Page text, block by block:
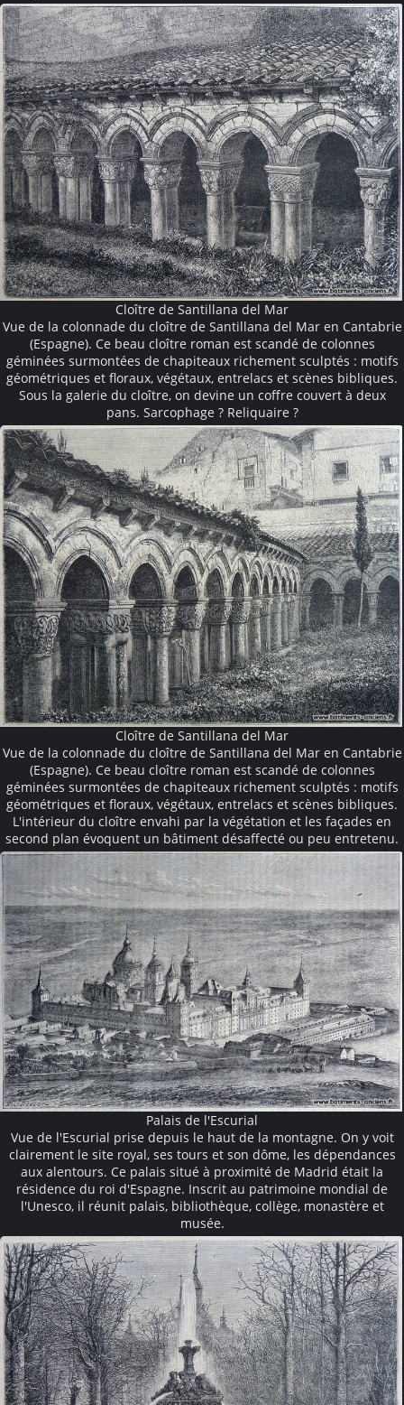
Cloître de Santillana del Mar
Vue de la colonnade du cloître de Santillana del Mar en Cantabrie
(Espagne). Ce beau cloître roman est scandé de colonnes
géminées surmontées de chapiteaux richement sculptés : motifs
géométriques et floraux, végétaux, entrelacs et scènes bibliques.
Sous la galerie du cloître, on devine un coffre couvert à deux
pans. Sarcophage ? Reliquaire ?
Cloître de Santillana del Mar
Vue de la colonnade du cloître de Santillana del Mar en Cantabrie
(Espagne). Ce beau cloître roman est scandé de colonnes
géminées surmontées de chapiteaux richement sculptés : motifs
géométriques et floraux, végétaux, entrelacs et scènes bibliques.
L'intérieur du cloître envahi par la végétation et les façades en
second plan évoquent un bâtiment désaffecté ou peu entretenu.
Palais de l'Escurial
Vue de l'Escurial prise depuis le haut de la montagne. On y voit
clairement le site royal, ses tours et son dôme, les dépendances
aux alentours. Ce palais situé à proximité de Madrid était la
résidence du roi d'Espagne. Inscrit au patrimoine mondial de
l'Unesco, il réunit palais, bibliothèque, collège, monastère et
musée.